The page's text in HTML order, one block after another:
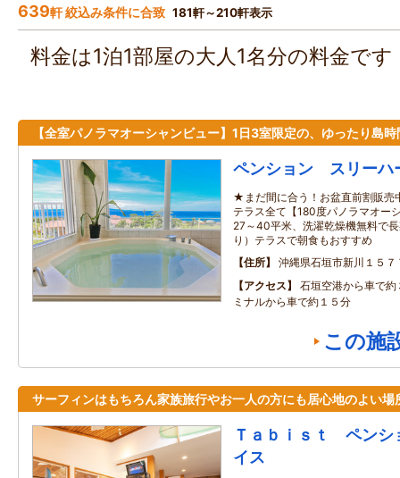
639軒 絞込み条件に合致 181軒～210軒表示
料金は1泊1部屋の大人1名分の料金で
【全室パノラマオーシャンビュー】1日3室限定の、ゆったり島時
ペンション スリーハ
★まだ間に合う！お盆直前割販
テラス全て【180度パノラマオー
27～40平米、洗濯乾燥機無料で
り）テラスで朝食もおすすめ
住所
沖縄県石垣市新川１５７
アクセス
石垣空港から車で
ミナルから車で約１５分
この施
サーフィンはもちろん家族旅行やお一人の方にも居心地のよい場
Ｔａｂｉｓｔ ペン
イス